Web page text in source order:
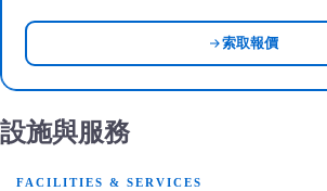
索取報價
設施與服務
FACILITIES & SERVICES